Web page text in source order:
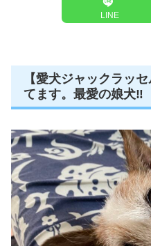
LINE
【愛犬ジャックラッ
てます。最愛の娘犬‼️